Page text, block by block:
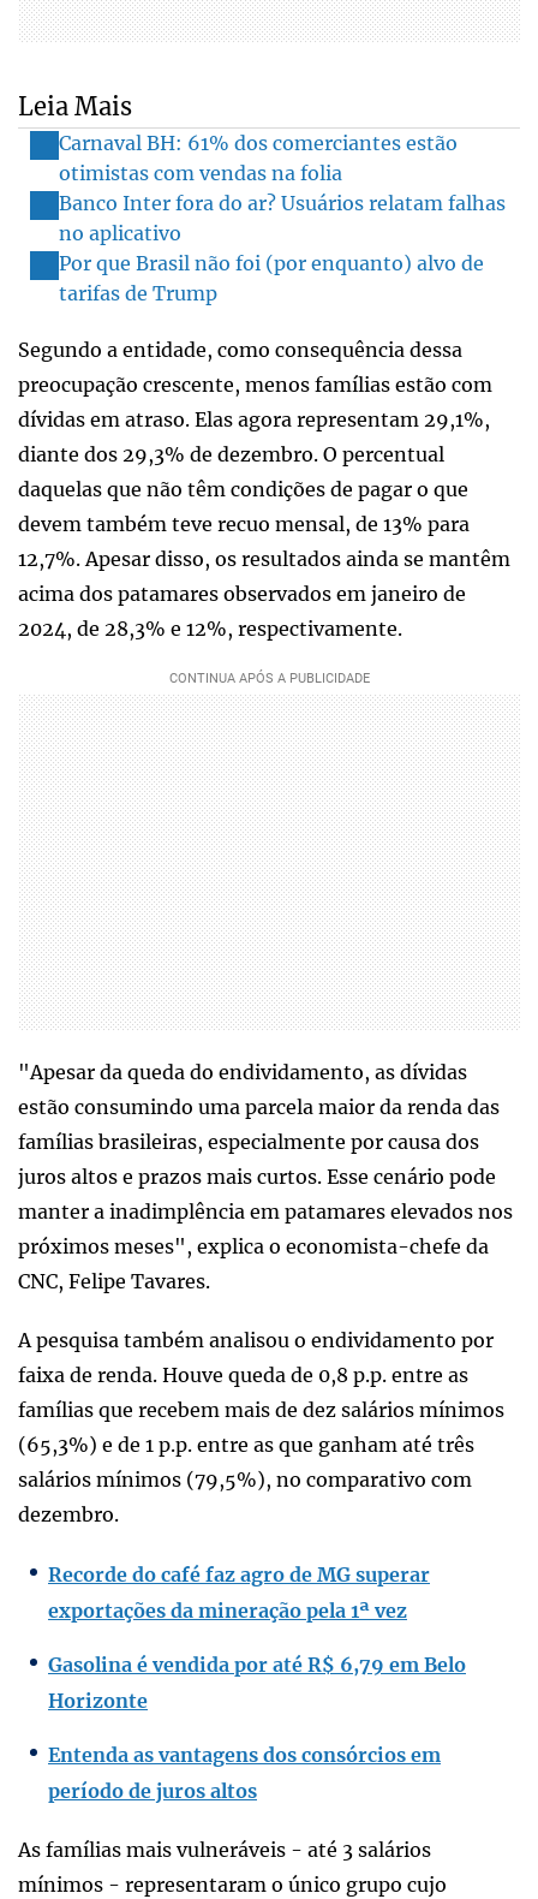
Leia Mais
Carnaval BH: 61% dos comerciantes estão
otimistas com vendas na folia
Banco Inter fora do ar? Usuários relatam falhas
no aplicativo
Por que Brasil não foi (por enquanto) alvo de
tarifas de Trump
Segundo a entidade, como consequência dessa
preocupação crescente, menos famílias estão com
dívidas em atraso. Elas agora representam 29,1%,
diante dos 29,3% de dezembro. O percentual
daquelas que não têm condições de pagar o que
devem também teve recuo mensal, de 13% para
12,7%. Apesar disso, os resultados ainda se mantêm
acima dos patamares observados em janeiro de
2024, de 28,3% e 12%, respectivamente.
"Apesar da queda do endividamento, as dívidas
estão consumindo uma parcela maior da renda das
famílias brasileiras, especialmente por causa dos
juros altos e prazos mais curtos. Esse cenário pode
manter a inadimplência em patamares elevados nos
próximos meses", explica o economista-chefe da
CNC, Felipe Tavares.
A pesquisa também analisou o endividamento por
faixa de renda. Houve queda de 0,8 p.p. entre as
famílias que recebem mais de dez salários mínimos
(65,3%) e de 1 p.p. entre as que ganham até três
salários mínimos (79,5%), no comparativo com
dezembro.
Recorde do café faz agro de MG superar
exportações da mineração pela 1ª vez
Gasolina é vendida por até R$ 6,79 em Belo
Horizonte
Entenda as vantagens dos consórcios em
período de juros altos
As famílias mais vulneráveis - até 3 salários
mínimos - representaram o único grupo cujo